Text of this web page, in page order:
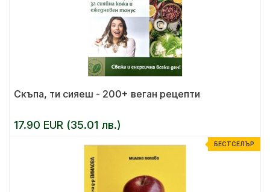
Скъпа, ти сияеш - 200+ веган рецепти
17.90 EUR (35.01 лв.)
БЕСТСЕЛЪР